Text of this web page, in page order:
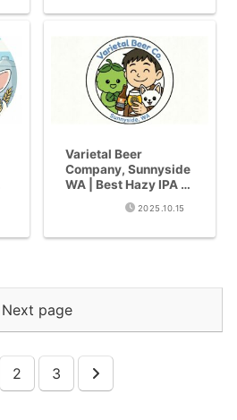
Varietal Beer
Company, Sunnyside
WA | Best Hazy IPA in
2025.10.15
Next page
2 3
Next